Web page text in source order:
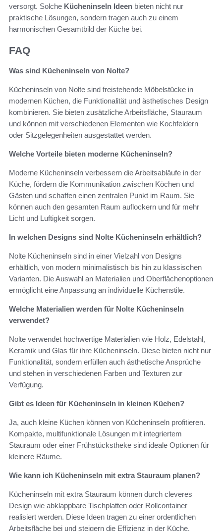
versorgt. Solche Kücheninseln Ideen bieten nicht nur
praktische Lösungen, sondern tragen auch zu einem
harmonischen Gesamtbild der Küche bei.
FAQ
Was sind Kücheninseln von Nolte?
Kücheninseln von Nolte sind freistehende Möbelstücke in
modernen Küchen, die Funktionalität und ästhetisches Design
kombinieren. Sie bieten zusätzliche Arbeitsfläche, Stauraum
und können mit verschiedenen Elementen wie Kochfeldern
oder Sitzgelegenheiten ausgestattet werden.
Welche Vorteile bieten moderne Kücheninseln?
Moderne Kücheninseln verbessern die Arbeitsabläufe in der
Küche, fördern die Kommunikation zwischen Köchen und
Gästen und schaffen einen zentralen Punkt im Raum. Sie
können auch den gesamten Raum auflockern und für mehr
Licht und Luftigkeit sorgen.
In welchen Designs sind Nolte Kücheninseln erhältlich?
Nolte Kücheninseln sind in einer Vielzahl von Designs
erhältlich, von modern minimalistisch bis hin zu klassischen
Varianten. Die Auswahl an Materialien und Oberflächenoptionen
ermöglicht eine Anpassung an individuelle Küchenstile.
Welche Materialien werden für Nolte Kücheninseln
verwendet?
Nolte verwendet hochwertige Materialien wie Holz, Edelstahl,
Keramik und Glas für ihre Kücheninseln. Diese bieten nicht nur
Funktionalität, sondern erfüllen auch ästhetische Ansprüche
und stehen in verschiedenen Farben und Texturen zur
Verfügung.
Gibt es Ideen für Kücheninseln in kleinen Küchen?
Ja, auch kleine Küchen können von Kücheninseln profitieren.
Kompakte, multifunktionale Lösungen mit integriertem
Stauraum oder einer Frühstückstheke sind ideale Optionen für
kleinere Räume.
Wie kann ich Kücheninseln mit extra Stauraum planen?
Kücheninseln mit extra Stauraum können durch cleveres
Design wie abklappbare Tischplatten oder Rollcontainer
realisiert werden. Diese Ideen tragen zu einer ordentlichen
Arbeitsfläche bei und steigern die Effizienz in der Küche.